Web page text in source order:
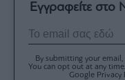
Εγγραφείτε
By submitting your
You can opt out at any
Google Privacy